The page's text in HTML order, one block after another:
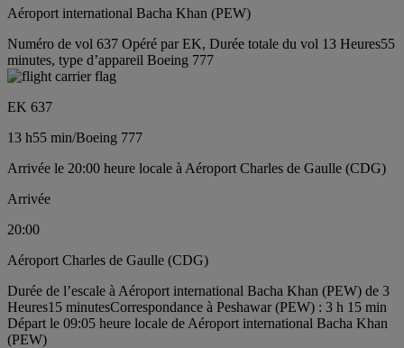
Aéroport international Bacha Khan (PEW)
Numéro de vol 637 Opéré par EK, Durée totale du vol 13 Heures55
minutes, type d’appareil Boeing 777
EK 637
13 h55 min/Boeing 777
Arrivée le 20:00 heure locale à Aéroport Charles de Gaulle (CDG)
Arrivée
20:00
Aéroport Charles de Gaulle (CDG)
Durée de l’escale à Aéroport international Bacha Khan (PEW) de 3
Heures15 minutesCorrespondance à Peshawar (PEW) : 3 h 15 min
Départ le 09:05 heure locale de Aéroport international Bacha Khan
(PEW)